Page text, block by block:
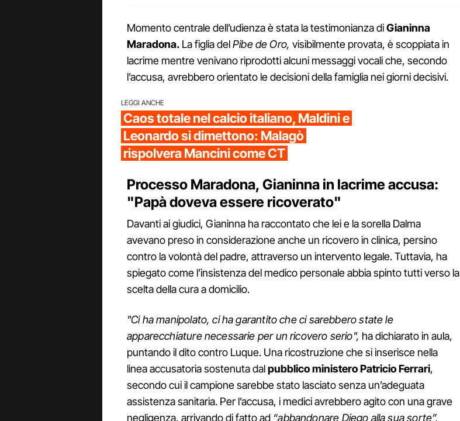
Momento centrale dell’udienza è stata la testimonianza diGianinna
Maradona. La figlia delPibe de Oro, visibilmente provata, è scoppiata in
lacrime mentre venivano riprodotti alcuni messaggi vocali che, secondo
l’accusa, avrebbero orientato le decisioni della famiglia nei giorni decisivi.
LEGGI ANCHE
Caos totale nel calcio italiano, Maldini e
Leonardo si dimettono: Malagò
rispolvera Mancini come CT
Processo Maradona, Gianinna in lacrime accusa:
"Papà doveva essere ricoverato"
Davanti ai giudici, Gianinna ha raccontato che lei e la sorella Dalma
avevano preso in considerazione anche un ricovero in clinica, persino
contro la volontà del padre, attraverso un intervento legale. Tuttavia, ha
spiegato come l’insistenza del medico personale abbia spinto tutti verso la
scelta della cura a domicilio.
"Ci ha manipolato, ci ha garantito che ci sarebbero state le
apparecchiature necessarie per un ricovero serio", ha dichiarato in aula,
puntando il dito contro Luque. Una ricostruzione che si inserisce nella
linea accusatoria sostenuta dalpubblico ministero Patricio Ferrari,
secondo cui il campione sarebbe stato lasciato senza un’adeguata
assistenza sanitaria. Per l’accusa, i medici avrebbero agito con una grave
negligenza, arrivando di fatto ad “abbandonare Diego alla sua sorte”.